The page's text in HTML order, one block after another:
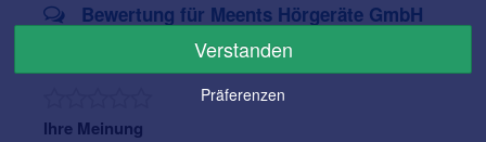
Bewertung für Meents Hörgeräte GmbH
Ihre Meinung
Verstanden
Präferenzen